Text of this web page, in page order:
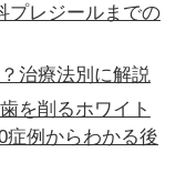
プレジールまでの
治療法別に解説
を削るホワイト
症例からわかる後